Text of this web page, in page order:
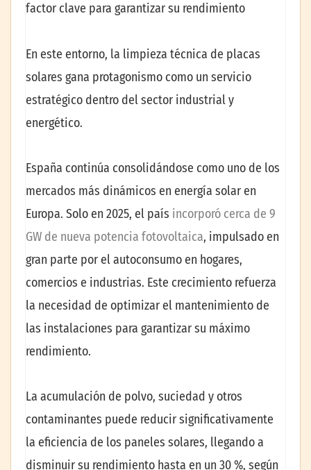
factor clave para garantizar su rendimiento
En este entorno, la limpieza técnica de placas
solares gana protagonismo como un servicio
estratégico dentro del sector industrial y
energético.
España continúa consolidándose como uno de los
mercados más dinámicos en energía solar en
Europa. Solo en 2025, el país incorporó cerca de 9
GW de nueva potencia fotovoltaica, impulsado en
gran parte por el autoconsumo en hogares,
comercios e industrias. Este crecimiento refuerza
la necesidad de optimizar el mantenimiento de
las instalaciones para garantizar su máximo
rendimiento.
La acumulación de polvo, suciedad y otros
contaminantes puede reducir significativamente
la eficiencia de los paneles solares, llegando a
disminuir su rendimiento hasta en un 30 %, según